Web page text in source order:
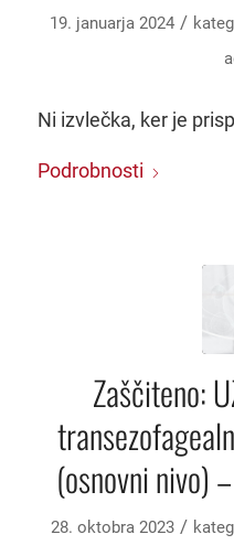
19. januarja 2024 /
Ni izvlečka, ker je
Podrobnosti
Zaščiteno:
(osnovni nivo)
28. oktobra 2023 /